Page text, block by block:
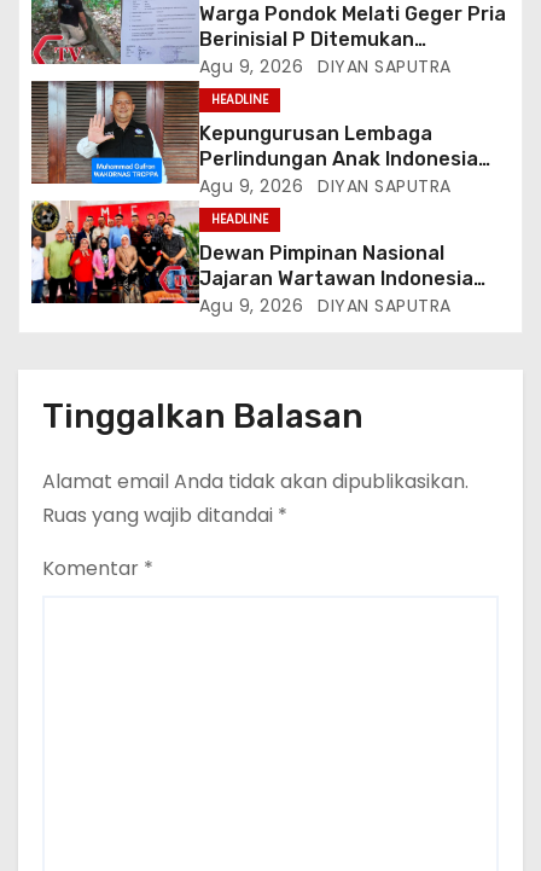
Warga Pondok Melati Geger Pria
Berinisial P Ditemukan
Meninggal Diduga Akibat
Tekanan Hutang
Agu 9, 2026 DIYAN SAPUTRA
HEADLINE
Kepungurusan Lembaga
Perlindungan Anak Indonesia
(LPAI) Periode 2026-2031
Terbentuk, Wakil Kordinator
Nasional Tim Reaksi Cepat
Perlindungan Perempuan Anak
(Wakornas TRCPPA) Muhammad
Gufron Mengapresiasi Dan Beri
Agu 9, 2026 DIYAN SAPUTRA
HEADLINE
Dewan Pimpinan Nasional
Jajaran Wartawan Indonesia
(DPN-JWI) Menggelar Rapat
Agu 9, 2026 DIYAN SAPUTRA
Tinggalkan Balasan
Alamat email Anda tidak akan dipublikasikan.
Ruas yang wajib ditandai *
Komentar *